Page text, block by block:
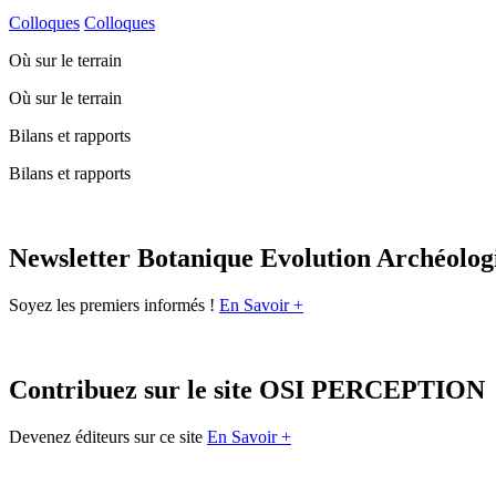
Colloques Colloques
Où sur le terrain
Où sur le terrain
Bilans et rapports
Bilans et rapports
Newsletter Botanique Evolution
Soyez les premiers informés ! En Savoir +
Contribuez sur le site OSI PERCEPTION
Devenez éditeurs sur ce site En Savoir +